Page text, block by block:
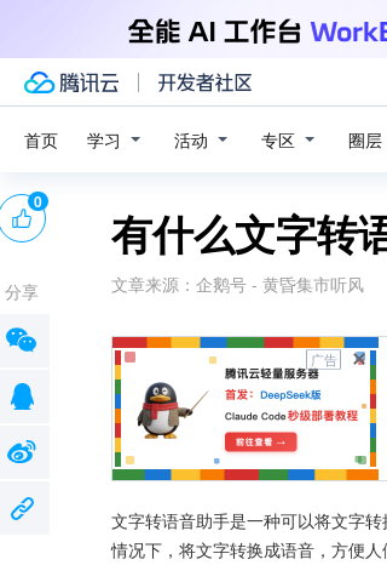
首页 学习 活动 专区 圈层
有什么文字转
文章来源： 企鹅号 - 黄昏集市听风
广告
文字转语音助手是一种可以将文字
情况下，将文字转换成语音，方便
0
分享